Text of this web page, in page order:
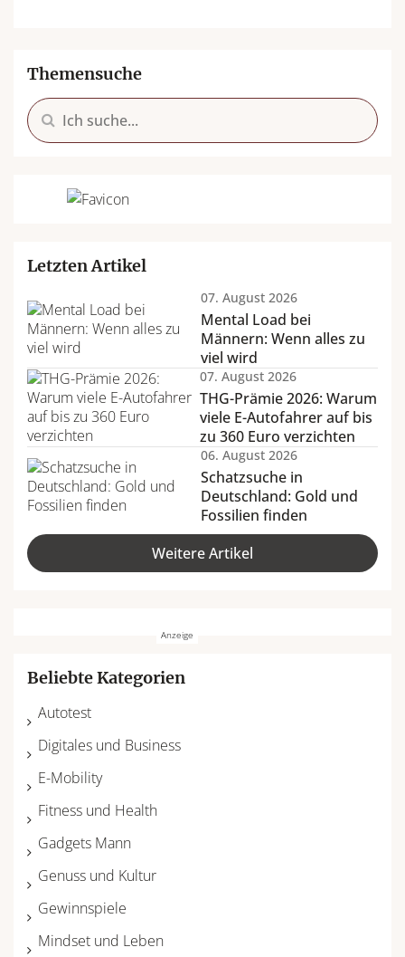
Themensuche
Letzten Artikel
07. August 2026
Mental Load bei
Männern: Wenn alles zu
viel wird
07. August 2026
THG-Prämie 2026: Warum
viele E-Autofahrer auf bis
zu 360 Euro verzichten
06. August 2026
Schatzsuche in
Deutschland: Gold und
Fossilien finden
Weitere Artikel
Beliebte Kategorien
Autotest
Digitales und Business
E-Mobility
Fitness und Health
Gadgets Mann
Genuss und Kultur
Gewinnspiele
Mindset und Leben